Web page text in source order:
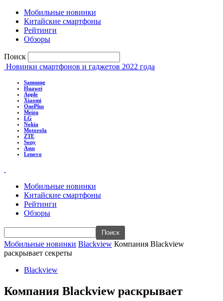
Мобильные новинки
Китайские смартфоны
Рейтинги
Обзоры
Поиск
Новинки смартфонов и гаджетов 2022 года
Samsung
Huawei
Apple
Xiaomi
OnePlus
Meizu
LG
Nokia
Motorola
ZTE
Sony
Asus
Lenovo
Мобильные новинки
Китайские смартфоны
Рейтинги
Обзоры
Мобильные новинки Blackview Компания Blackview
раскрывает секреты
Blackview
Компания Blackview раскрывает